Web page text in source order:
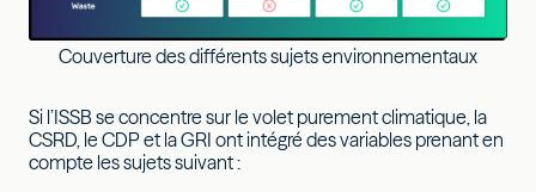
Couverture des différents sujets environnementaux
Si l’ISSB se concentre sur le volet purement climatique, la
CSRD, le CDP et la GRI ont intégré des variables prenant en
compte les sujets suivant :